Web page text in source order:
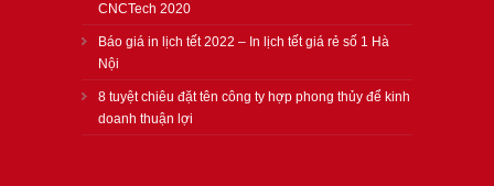
CNCTech 2020
Báo giá in lịch tết 2022 – In lịch tết giá rẻ số 1 Hà
Nội
8 tuyệt chiêu đặt tên công ty hợp phong thủy để kinh
doanh thuận lợi